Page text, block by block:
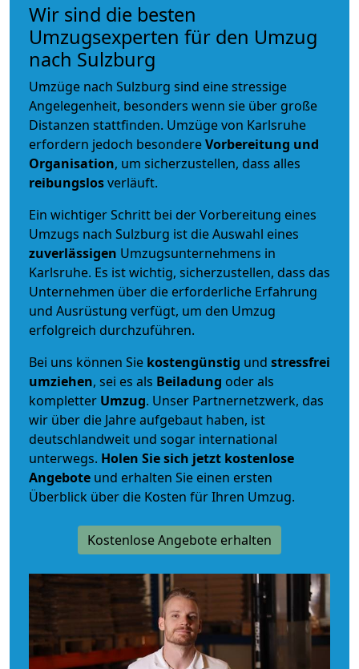
Wir sind die besten
Umzugsexperten für den Umzug
nach Sulzburg
Umzüge nach Sulzburg sind eine stressige
Angelegenheit, besonders wenn sie über große
Distanzen stattfinden. Umzüge von Karlsruhe
erfordern jedoch besondereVorbereitung und
Organisation, um sicherzustellen, dass alles
reibungslosverläuft.
Ein wichtiger Schritt bei der Vorbereitung eines
Umzugs nach Sulzburg ist die Auswahl eines
zuverlässigen Umzugsunternehmens in
Karlsruhe. Es ist wichtig, sicherzustellen, dass das
Unternehmen über die erforderliche Erfahrung
und Ausrüstung verfügt, um den Umzug
erfolgreich durchzuführen.
Bei uns können Sie kostengünstig und stressfrei
umziehen, sei es als Beiladung oder als
kompletter Umzug. Unser Partnernetzwerk, das
wir über die Jahre aufgebaut haben, ist
deutschlandweit und sogar international
unterwegs. Holen Sie sich jetzt kostenlose
Angebote und erhalten Sie einen ersten
Überblick über die Kosten für Ihren Umzug.
Kostenlose Angebote erhalten